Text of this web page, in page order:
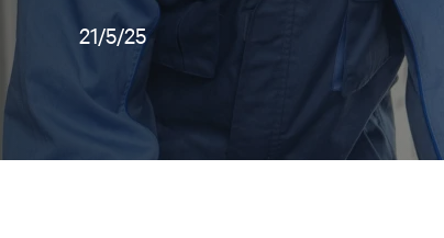
21/5/25